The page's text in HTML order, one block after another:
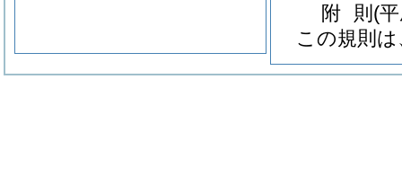
附 則 (
この規則